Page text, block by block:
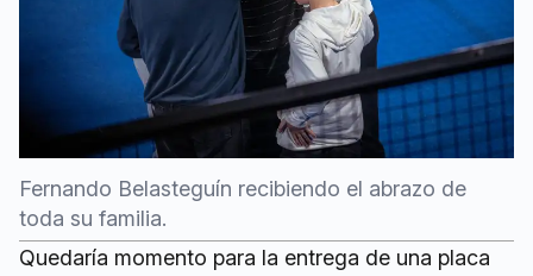
Fernando Belasteguín recibiendo el abrazo de
toda su familia.
Quedaría momento para la entrega de una placa